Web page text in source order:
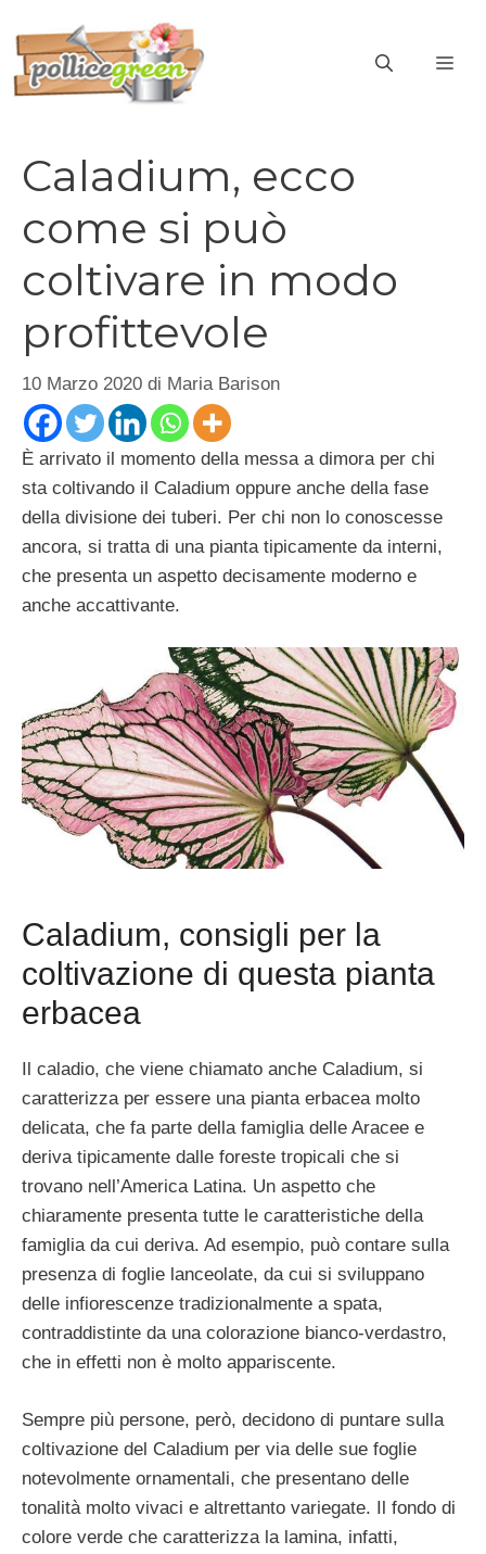
contenuto
Caladium, ecco
come si può
coltivare in modo
profittevole
10 Marzo 2020 di Maria Barison
È arrivato il momento della messa a dimora per chi
sta coltivando il Caladium oppure anche della fase
della divisione dei tuberi. Per chi non lo conoscesse
ancora, si tratta di una pianta tipicamente da interni,
che presenta un aspetto decisamente moderno e
anche accattivante.
Caladium, consigli per la
coltivazione di questa pianta
erbacea
Il caladio, che viene chiamato anche Caladium, si
caratterizza per essere una pianta erbacea molto
delicata, che fa parte della famiglia delle Aracee e
deriva tipicamente dalle foreste tropicali che si
trovano nell’America Latina. Un aspetto che
chiaramente presenta tutte le caratteristiche della
famiglia da cui deriva. Ad esempio, può contare sulla
presenza di foglie lanceolate, da cui si sviluppano
delle infiorescenze tradizionalmente a spata,
contraddistinte da una colorazione bianco-verdastro,
che in effetti non è molto appariscente.
Sempre più persone, però, decidono di puntare sulla
coltivazione del Caladium per via delle sue foglie
notevolmente ornamentali, che presentano delle
tonalità molto vivaci e altrettanto variegate. Il fondo di
colore verde che caratterizza la lamina, infatti,